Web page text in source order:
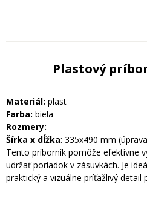
Plastový
Materiál: plast
Farba: biela
Rozmery:
Šírka x dĺžka: 335x490 mm
Tento príborník pomôže efektívne
udržať poriadok v zásuvkách. Je
praktický a vizuálne príťažlivý detail